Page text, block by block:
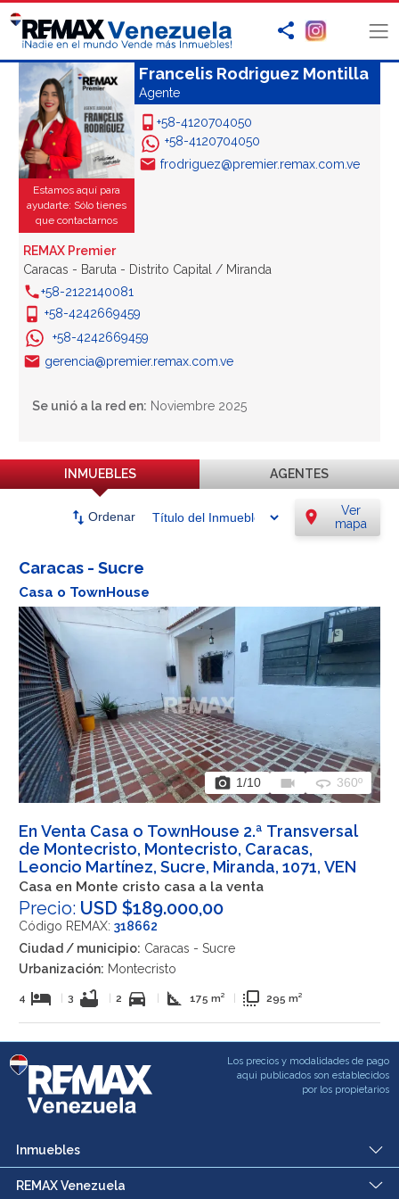
Estamos aquí para
ayudarte: Sólo tienes
que contactarnos
Francelis Rodriguez Montilla
Agente
+58-4120704050
+58-4120704050
frodriguez@premier.remax.com.ve
REMAX Premier
Caracas - Baruta - Distrito Capital / Miranda
+58-2122140081
+58-4242669459
+58-4242669459
gerencia@premier.remax.com.ve
Se unió a la red en: Noviembre 2025
INMUEBLES AGENTES
swap_vert Ordenar location_on
Ver
mapa
Caracas - Sucre
Casa o TownHouse
photo_camera 1/10 videocam 360 360º
En Venta Casa o TownHouse 2.ª Transversal
de Montecristo, Montecristo, Caracas,
Leoncio Martínez, Sucre, Miranda, 1071, VEN
Casa en Monte cristo casa a la venta
Precio: USD $189.000,00
Código REMAX: 318662
Ciudad / municipio: Caracas - Sucre
Urbanización: Montecristo
4 hotel 3 bathtub 2 directions_car square_foot 175 m² flip_to_front 295 m²
Los precios y modalidades de pago
aqui publicados son establecidos
por los propietarios
Inmuebles
REMAX Venezuela